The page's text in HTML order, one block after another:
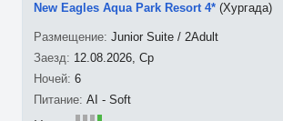
12.08.2026, Ср
6
New Eagles Aqua Park Resort 4* (Хургада)
Junior Suite / 2Adult
AI - Soft